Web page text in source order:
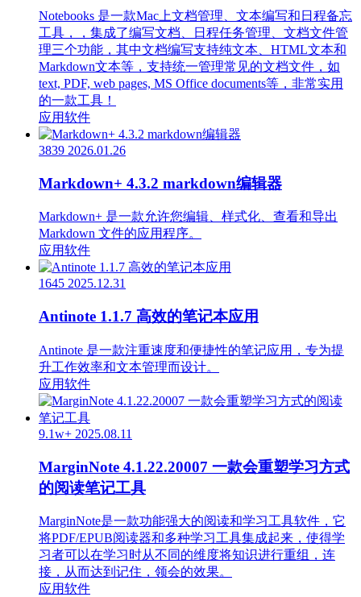
Notebooks 是一款Mac上文档管理、文本编写和日程备忘
工具，，集成了编写文档、日程任务管理、文档文件管
理三个功能，其中文档编写支持纯文本、HTML文本和
Markdown文本等，支持统一管理常见的文档文件，如
text, PDF, web pages, MS Office documents等，非常实用
的一款工具！
应用软件
3839 2026.01.26
Markdown+ 4.3.2 markdown编辑器
Markdown+ 是一款允许您编辑、样式化、查看和导出
Markdown 文件的应用程序。
应用软件
1645 2025.12.31
Antinote 1.1.7 高效的笔记本应用
Antinote 是一款注重速度和便捷性的笔记应用，专为提
升工作效率和文本管理而设计。
应用软件
9.1w+ 2025.08.11
MarginNote 4.1.22.20007 一款会重塑学习方式
的阅读笔记工具
MarginNote是一款功能强大的阅读和学习工具软件，它
将PDF/EPUB阅读器和多种学习工具集成起来，使得学
习者可以在学习时从不同的维度将知识进行重组，连
接，从而达到记住，领会的效果。
应用软件